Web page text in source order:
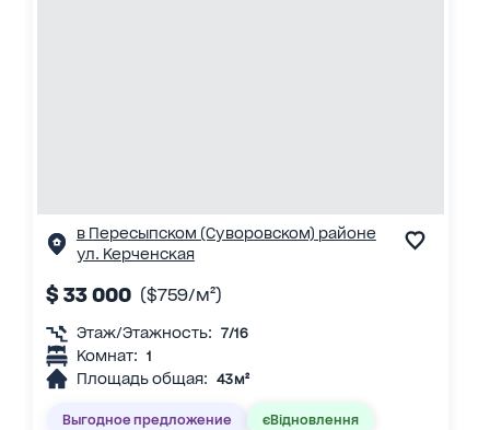
в Пересыпском (Суворовском) районе
ул. Керченская
$ 33 000 ($759/м²)
Этаж/Этажность: 7/16
Комнат: 1
Площадь общая: 43 м²
Выгодное предложение єВідновлення